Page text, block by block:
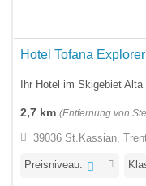
Hotel Tofana
Ihr Hotel im Skigebiet Alta
2,7 km (Entfernung von
39036 St.Kassian,
Preisniveau: